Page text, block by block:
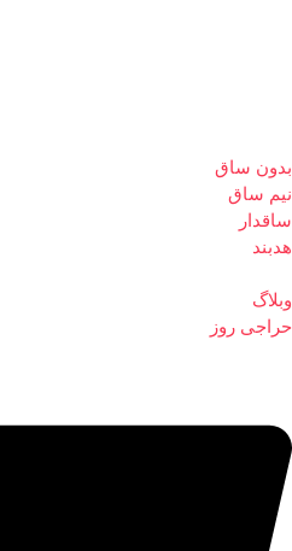
بدون ساق
نیم ساق
ساقدار
هدبند
وبلاگ
حراجی روز